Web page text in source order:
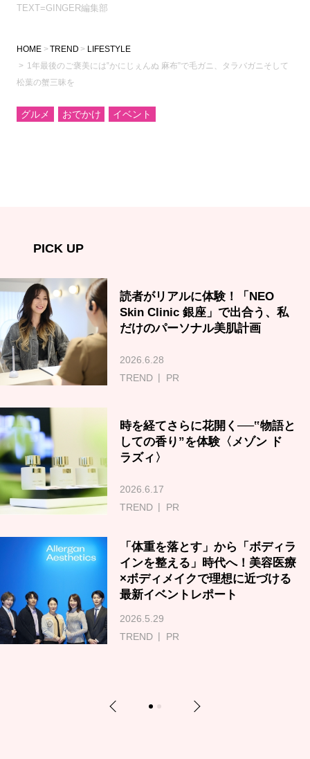
TEXT=GINGER編集部
HOME TREND
LIFESTYLE
1年最後のご褒美には‟かにじぇんぬ 麻布”で毛ガニ、タラバガニそして
松葉の蟹三昧を
グルメ おでかけ イベント
PICK UP
読者がリアルに体験！「NEO
Skin Clinic 銀座」で出合う、私
だけのパーソナル美肌計画
2026.6.28
TREND
PR
時を経てさらに花開く──‟物語と
しての香り”を体験〈メゾン ド
ラズィ〉
2026.6.17
TREND
PR
「体重を落とす」から「ボディラ
インを整える」時代へ！美容医療
×ボディメイクで理想に近づける
最新イベントレポート
2026.5.29
TREND
PR
Previous 1 2 Next